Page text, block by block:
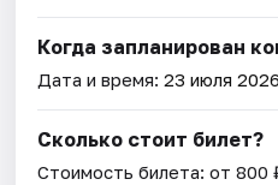
Когда запланирован
Дата и время:23 июля 2026
Сколько стоит билет?
Стоимость билета: от 800